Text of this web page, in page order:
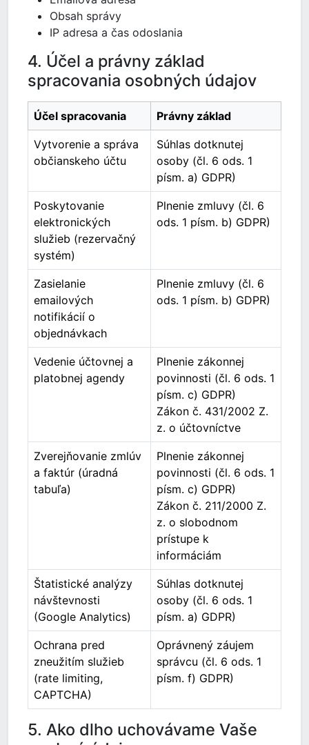
Obsah správy
IP adresa a čas odoslania
4. Účel a právny základ
spracovania osobných údajov
Účel spracovania Právny základ
Vytvorenie a správa
občianskeho účtu
Súhlas dotknutej
osoby (čl. 6 ods. 1
písm. a) GDPR)
Poskytovanie
elektronických
služieb (rezervačný
systém)
Plnenie zmluvy (čl. 6
ods. 1 písm. b) GDPR)
Zasielanie
emailových
notifikácií o
objednávkach
Plnenie zmluvy (čl. 6
ods. 1 písm. b) GDPR)
Vedenie účtovnej a
platobnej agendy
Plnenie zákonnej
povinnosti (čl. 6 ods. 1
písm. c) GDPR)
Zákon č. 431/2002 Z.
z. o účtovníctve
Zverejňovanie zmlúv
a faktúr (úradná
tabuľa)
Plnenie zákonnej
povinnosti (čl. 6 ods. 1
písm. c) GDPR)
Zákon č. 211/2000 Z.
z. o slobodnom
prístupe k
informáciám
Štatistické analýzy
návštevnosti
(Google Analytics)
Súhlas dotknutej
osoby (čl. 6 ods. 1
písm. a) GDPR)
Ochrana pred
zneužitím služieb
(rate limiting,
CAPTCHA)
Oprávnený záujem
správcu (čl. 6 ods. 1
písm. f) GDPR)
5. Ako dlho uchovávame Vaše